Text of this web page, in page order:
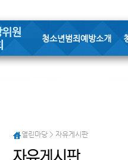
청소년범죄예방소개
열린마당 > 자유게시판